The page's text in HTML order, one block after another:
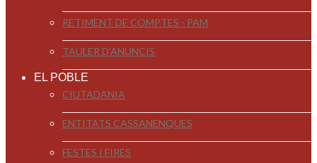
RETIMENT DE COMPTES - PAM
TAULER D'ANUNCIS
EL POBLE
CIUTADANIA
ENTITATS CASSANENQUES
FESTES I FIRES